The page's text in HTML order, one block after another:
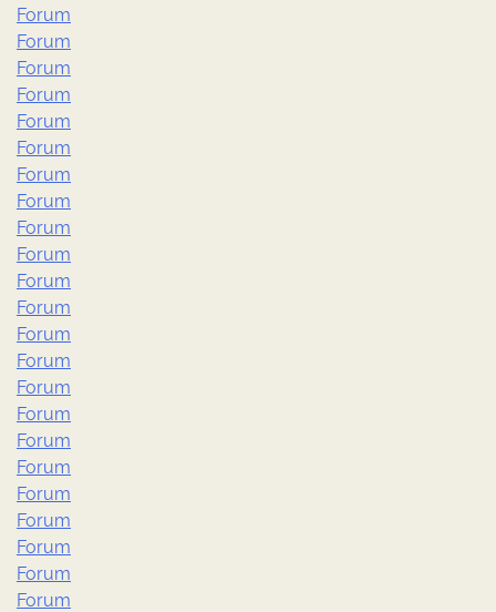
Forum
Forum
Forum
Forum
Forum
Forum
Forum
Forum
Forum
Forum
Forum
Forum
Forum
Forum
Forum
Forum
Forum
Forum
Forum
Forum
Forum
Forum
Forum